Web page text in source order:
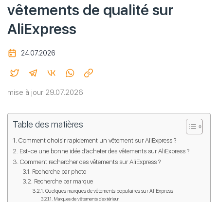
vêtements de qualité sur
AliExpress
24.07.2026
mise à jour 29.07.2026
Table des matières
Comment choisir rapidement un vêtement sur AliExpress ?
Est-ce une bonne idée d’acheter des vêtements sur AliExpress ?
Comment rechercher des vêtements sur AliExpress ?
Recherche par photo
Recherche par marque
Quelques marques de vêtements populaires sur AliExpress
Marques de vêtements d’extérieur